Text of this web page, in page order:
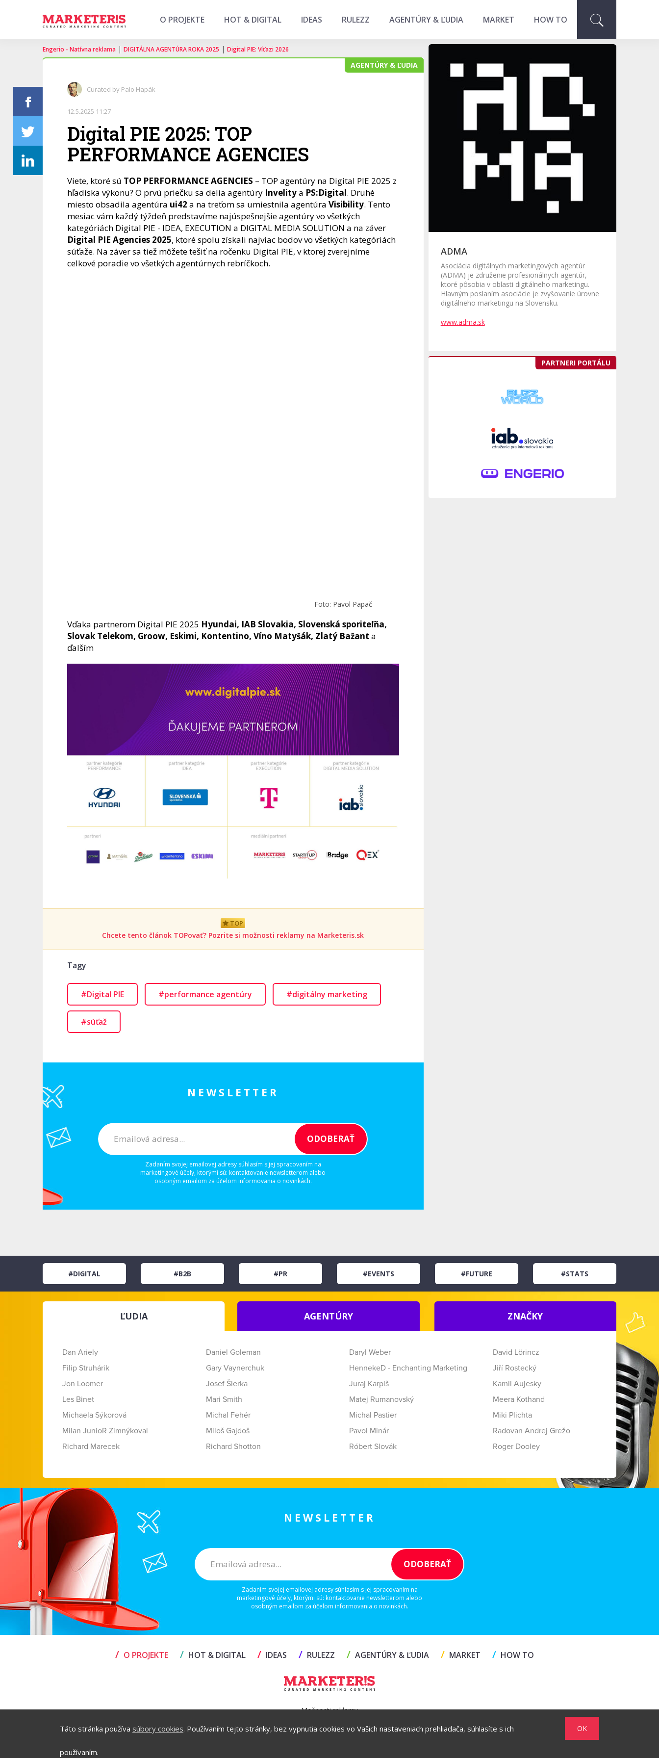
Táto stránka používa súbory cookies. Používaním tejto stránky, bez vypnutia cookies vo Vašich nastaveniach prehliadača, súhlasíte s ich
používaním.
OK
O PROJEKTE HOT & DIGITAL IDEAS RULEZZ AGENTÚRY & ĽUDIA MARKET HOW TO
Engerio - Natívna reklama | DIGITÁLNA AGENTÚRA ROKA 2025 | Digital PIE: Víťazi 2026
AGENTÚRY & ĽUDIA
Curated by Palo Hapák
12.5.2025 11:27
Digital PIE 2025: TOP
PERFORMANCE AGENCIES
Viete, ktoré sú TOP PERFORMANCE AGENCIES – TOP agentúry na Digital PIE 2025 z
hľadiska výkonu? O prvú priečku sa delia agentúry Invelitya PS:Digital. Druhé
miesto obsadila agentúra ui42 a na treťom sa umiestnila agentúra Visibility. Tento
mesiac vám každý týždeň predstavíme najúspešnejšie agentúry vo všetkých
kategóriách Digital PIE - IDEA, EXECUTION a DIGITAL MEDIA SOLUTION a na záver
Digital PIE Agencies 2025, ktoré spolu získali najviac bodov vo všetkých kategóriách
súťaže. Na záver sa tiež môžete tešiť na ročenku Digital PIE, v ktorej zverejníme
celkové poradie vo všetkých agentúrnych rebríčkoch.
Foto: Pavol Papač
Vďaka partnerom Digital PIE 2025 Hyundai, IAB Slovakia, Slovenská sporiteľňa,
Slovak Telekom, Groow, Eskimi, Kontentino, Víno Matyšák, Zlatý Bažant a
ďalším
TOP
Chcete tento článok TOPovať? Pozrite si možnosti reklamy na Marketeris.sk
Tagy
#Digital PIE #performance agentúry #digitálny marketing
#súťaž
NEWSLETTER
Zadaním svojej emailovej adresy súhlasím s jej spracovaním na
marketingové účely, ktorými sú: kontaktovanie newsletterom alebo
osobným emailom za účelom informovania o novinkách.
ADMA
Asociácia digitálnych marketingových agentúr
(ADMA) je združenie profesionálnych agentúr,
ktoré pôsobia v oblasti digitálneho marketingu.
Hlavným poslaním asociácie je zvyšovanie úrovne
digitálneho marketingu na Slovensku.
www.adma.sk
PARTNERI PORTÁLU
#DIGITAL #B2B #PR #EVENTS #FUTURE #STATS
ĽUDIA AGENTÚRY ZNAČKY
Dan Ariely Daniel Goleman Daryl Weber
David Lörincz
Filip Struhárik
Gary Vaynerchuk HennekeD - Enchanting Marketing
Jiří Rostecký
Jon Loomer
Josef Šlerka Juraj Karpiš
Kamil Aujesky
Les Binet
Mari Smith Matej Rumanovský
Meera Kothand
Michaela Sýkorová
Michal Fehér Michal Pastier
Miki Plichta
Milan JunioR Zimnýkoval
Miloš Gajdoš Pavol Minár
Radovan Andrej Grežo
Richard Marecek
Richard Shotton Róbert Slovák Roger Dooley
NEWSLETTER
Zadaním svojej emailovej adresy súhlasím s jej spracovaním na
marketingové účely, ktorými sú: kontaktovanie newsletterom alebo
osobným emailom za účelom informovania o novinkách.
/ O PROJEKTE / HOT & DIGITAL / IDEAS / RULEZZ / AGENTÚRY & ĽUDIA / MARKET / HOW TO
Možnosti reklamy
Copyright© 2026 by TheMarketers.biz